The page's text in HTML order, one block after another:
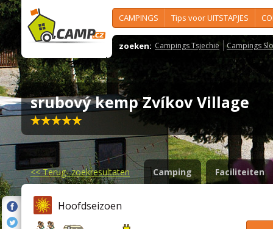
CAMPINGS Tips voor UITSTAPJES
zoeken: Campings Tsjechië Campings
srubový kemp Zvíkov Village
<<Terug- zoekresultaten Camping Faciliteiten
Hoofdseizoen